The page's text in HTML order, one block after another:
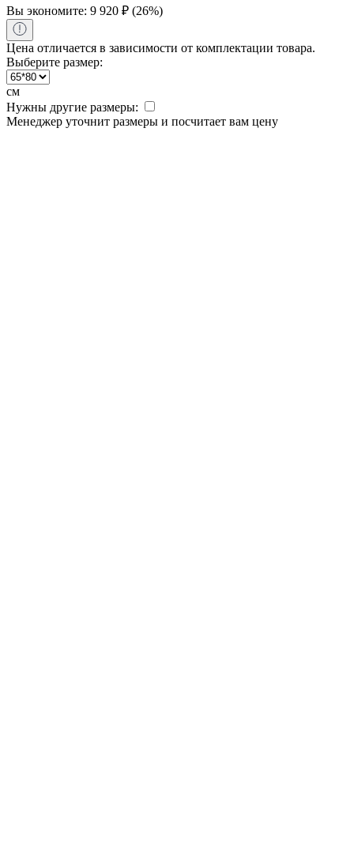
Вы экономите: 9 920 ₽ (26%)
Цена отличается в зависимости от комплектации товара.
Выберите размер:
см
Нужны другие размеры:
Менеджер уточнит размеры и посчитает вам цену